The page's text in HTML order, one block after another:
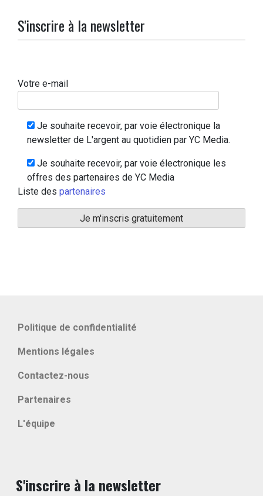
S'inscrire à la newsletter
Votre e-mail
Je souhaite recevoir, par voie électronique la
newsletter de L'argent au quotidien par YC Media.
Je souhaite recevoir, par voie électronique les
offres des partenaires de YC Media
Liste des partenaires
Politique de confidentialité
Mentions légales
Contactez-nous
Partenaires
L'équipe
S'inscrire à la newsletter